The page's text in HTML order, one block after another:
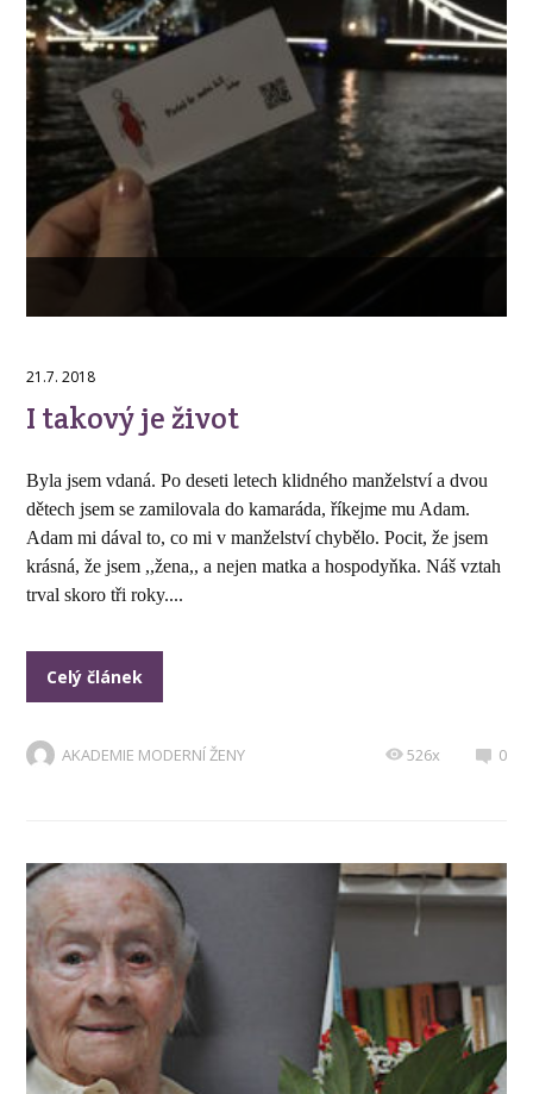
21.7. 2018
I takový je život
Byla jsem vdaná. Po deseti letech klidného manželství a dvou
dětech jsem se zamilovala do kamaráda, říkejme mu Adam.
Adam mi dával to, co mi v manželství chybělo. Pocit, že jsem
krásná, že jsem ,,žena,, a nejen matka a hospodyňka. Náš vztah
trval skoro tři roky....
Celý článek
AKADEMIE MODERNÍ ŽENY 0
526x